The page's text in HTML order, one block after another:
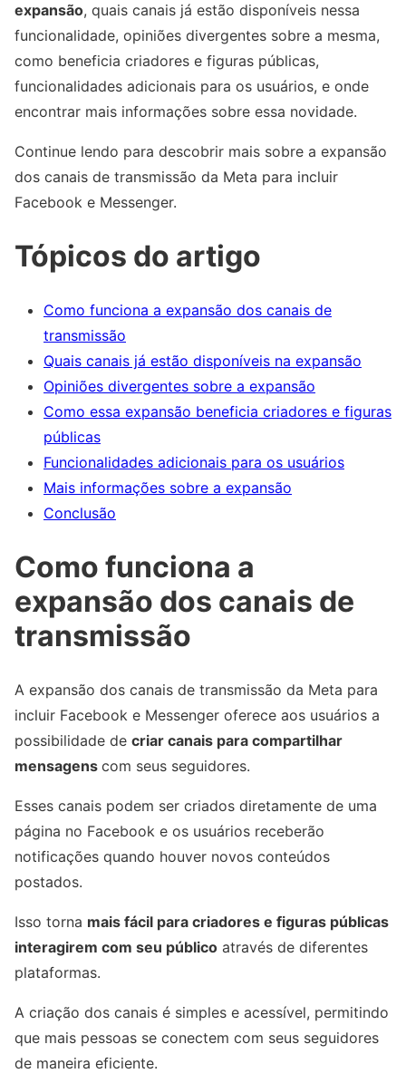
expansão, quais canais já estão disponíveis nessa
funcionalidade, opiniões divergentes sobre a mesma,
como beneficia criadores e figuras públicas,
funcionalidades adicionais para os usuários, e onde
encontrar mais informações sobre essa novidade.
Continue lendo para descobrir mais sobre a expansão
dos canais de transmissão da Meta para incluir
Facebook e Messenger.
Tópicos do artigo
Como funciona a expansão dos canais de
transmissão
Quais canais já estão disponíveis na expansão
Opiniões divergentes sobre a expansão
Como essa expansão beneficia criadores e figuras
públicas
Funcionalidades adicionais para os usuários
Mais informações sobre a expansão
Conclusão
Como funciona a
expansão dos canais de
transmissão
A expansão dos canais de transmissão da Meta para
incluir Facebook e Messenger oferece aos usuários a
possibilidade de criar canais para compartilhar
mensagens com seus seguidores.
Esses canais podem ser criados diretamente de uma
página no Facebook e os usuários receberão
notificações quando houver novos conteúdos
postados.
Isso torna mais fácil para criadores e figuras públicas
interagirem com seu público através de diferentes
plataformas.
A criação dos canais é simples e acessível, permitindo
que mais pessoas se conectem com seus seguidores
de maneira eficiente.